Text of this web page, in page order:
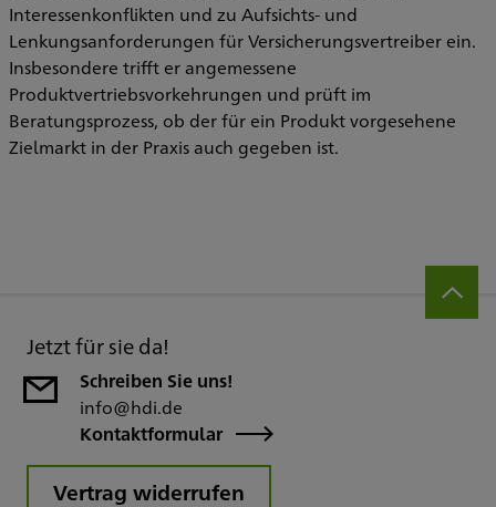
Interessenkonflikten und zu Aufsichts- und
Lenkungsanforderungen für Versicherungsvertreiber ein.
Insbesondere trifft er angemessene
Produktvertriebsvorkehrungen und prüft im
Beratungsprozess, ob der für ein Produkt vorgesehene
Zielmarkt in der Praxis auch gegeben ist.
Jetzt für sie da!
Schreiben Sie uns!
info@hdi.de
Kontaktformular
Vertrag widerrufen